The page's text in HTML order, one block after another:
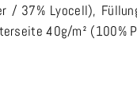
/ 37% Lyocell),
40g/m² (100%